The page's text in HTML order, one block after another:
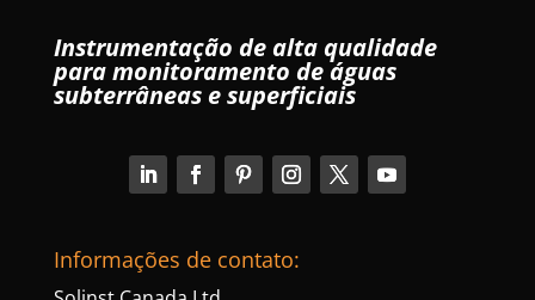
Instrumentação de alta qualidade
para monitoramento de águas
subterrâneas e superficiais
Informações de contato: